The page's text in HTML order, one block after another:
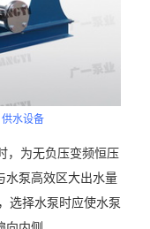
水设备
，为无负压变频恒压
水泵高效区大出水量
选择水泵时应使水泵